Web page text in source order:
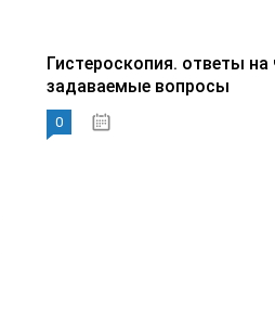
Гистероскопия. ответы на
задаваемые вопросы
0